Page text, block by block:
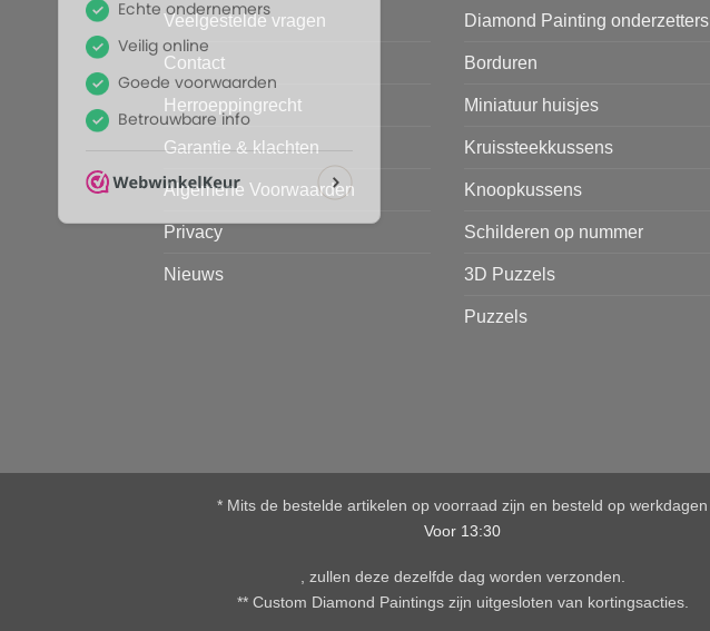
Veelgestelde vragen
Contact
Herroeppingrecht
Garantie & klachten
Algemene Voorwaarden
Privacy
Nieuws
Diamond Painting onderzetters
Borduren
Miniatuur huisjes
Kruissteekkussens
Knoopkussens
Schilderen op nummer
3D Puzzels
Puzzels
* Mits de bestelde artikelen op voorraad zijn en besteld op werkdagen
Voor 13:30
, zullen deze dezelfde dag worden verzonden.
** Custom Diamond Paintings zijn uitgesloten van kortingsacties.